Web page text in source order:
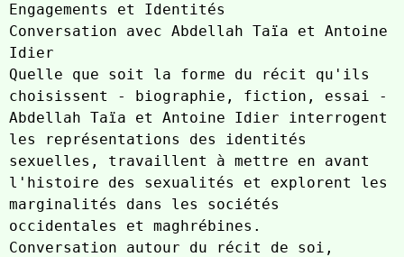
Engagements et Identités
Conversation avec Abdellah Taïa et Antoine
Idier
Quelle que soit la forme du récit qu'ils
choisissent - biographie, fiction, essai -
Abdellah Taïa et Antoine Idier interrogent
les représentations des identités
sexuelles, travaillent à mettre en avant
l'histoire des sexualités et explorent les
marginalités dans les sociétés
occidentales et maghrébines.
Conversation autour du récit de soi,